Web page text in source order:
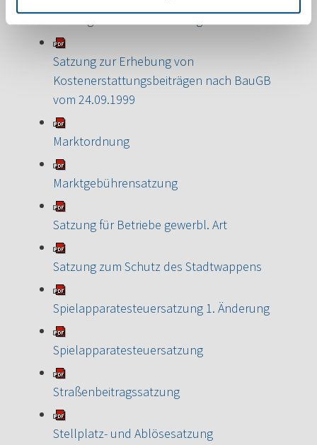
Kindergartenbetriebsvertrag
Satzung zur Erhebung von
Kostenerstattungsbeiträgen nach BauGB
vom 24.09.1999
Marktordnung
Marktgebührensatzung
Satzung für Betriebe gewerbl. Art
Satzung zum Schutz des Stadtwappens
Spielapparatesteuersatzung 1. Änderung
Spielapparatesteuersatzung
Straßenbeitragssatzung
Stellplatz- und Ablösesatzung